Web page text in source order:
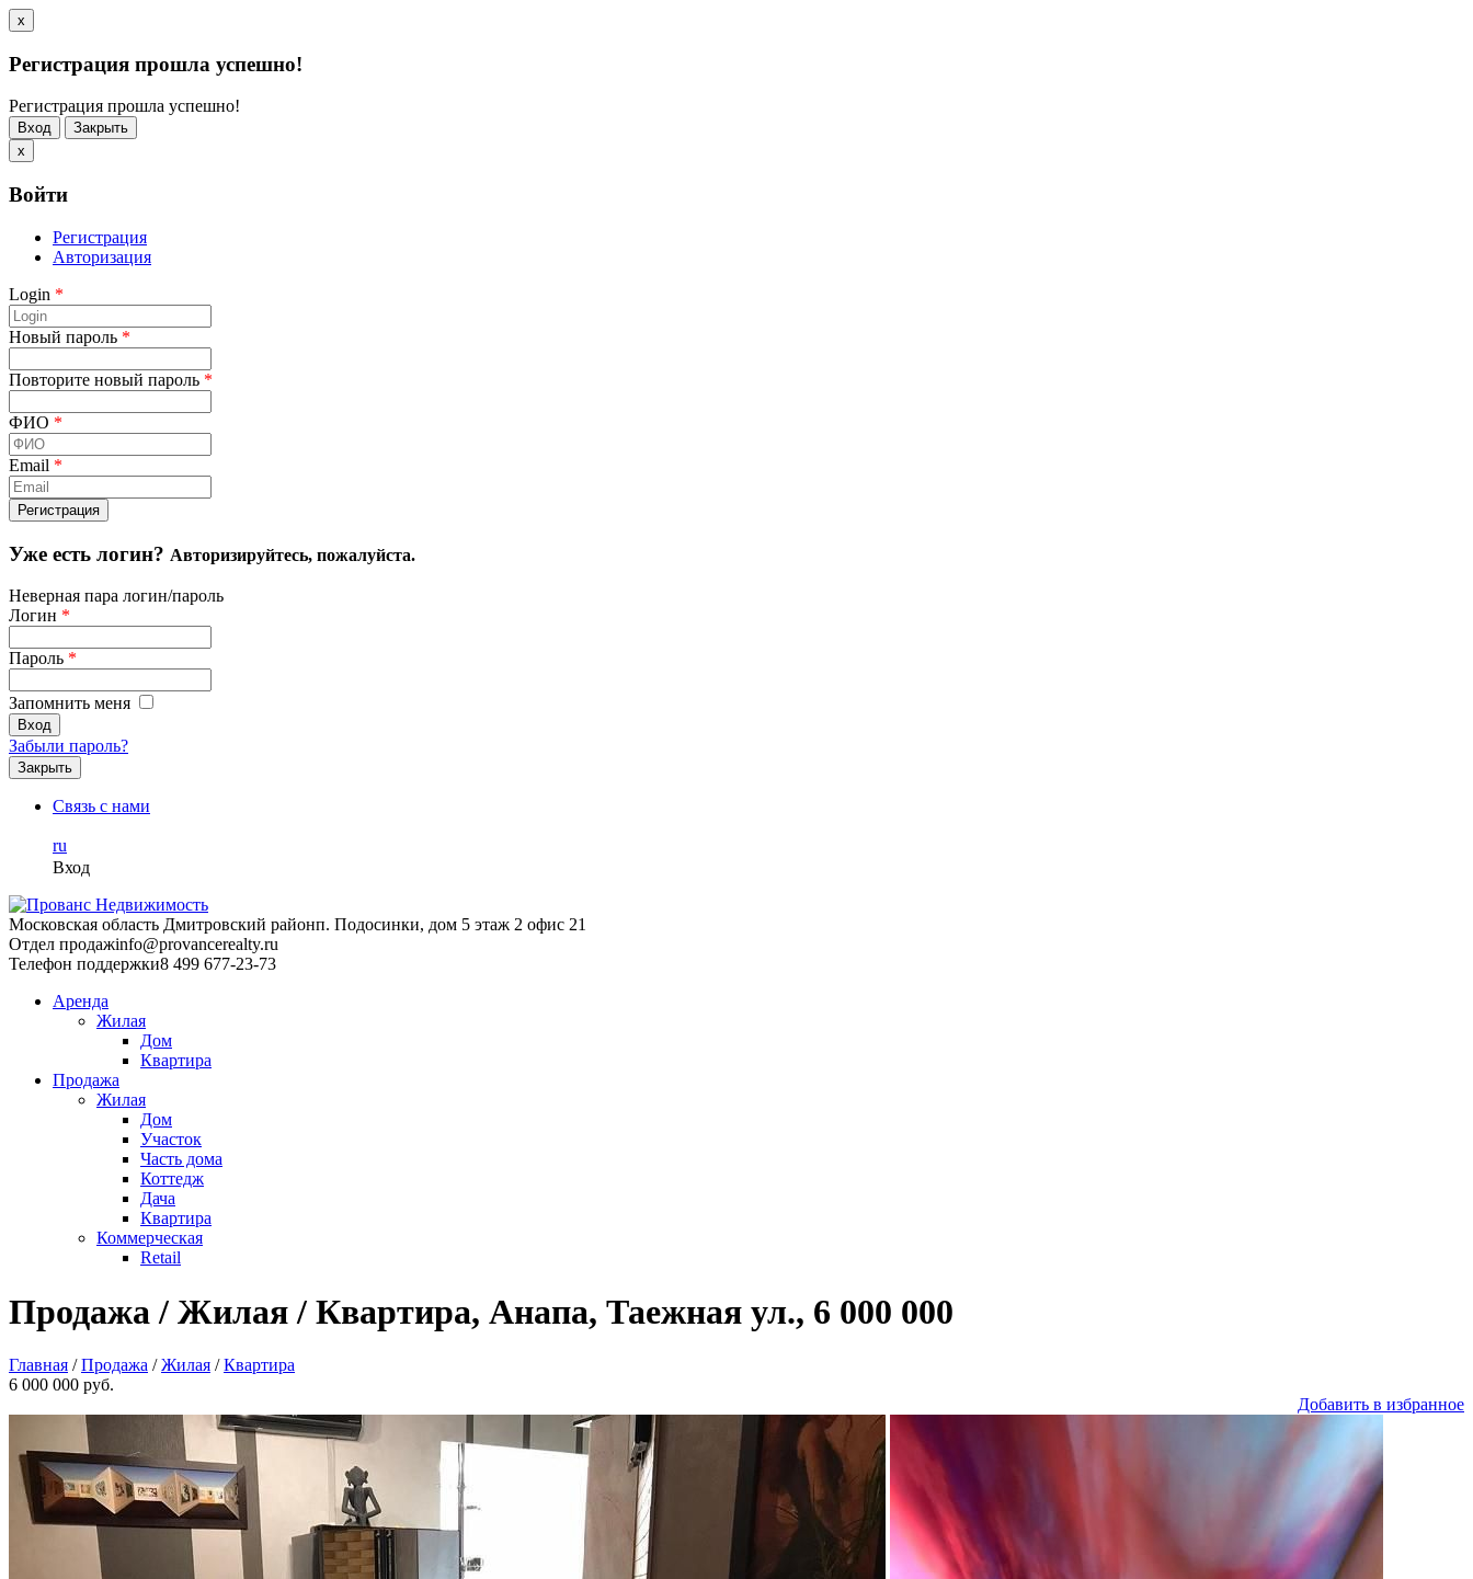
x
Регистрация прошла успешно!
Регистрация прошла успешно!
Вход
Закрыть
x
Войти
Регистрация
Авторизация
Login *
Новый пароль *
Повторите новый пароль *
ФИО *
Email *
Уже есть логин? Авторизируйтесь, пожалуйста.
Неверная пара логин/пароль
Логин *
Пароль *
Запомнить меня
Забыли пароль?
Закрыть
Связь с нами
ru
Вход
Московская область Дмитровский районп. Подосинки, дом 5 этаж 2 офис 21
Отдел продажinfo@provancerealty.ru
Телефон поддержки8 499 677-23-73
Аренда
Жилая
Дом
Квартира
Продажа
Жилая
Дом
Участок
Часть дома
Коттедж
Дача
Квартира
Коммерческая
Retail
Продажа / Жилая / Квартира, Анапа, Таежная ул., 6 000 000
Главная /Продажа /Жилая /Квартира
6 000 000 руб.
Добавить в избранное